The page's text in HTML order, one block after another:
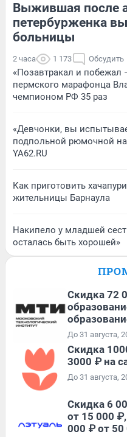
Выжившая после
петербурженка
больницы
2 часа 1 173 Обсудить
«Позавтракал и побежал
пермского марафонца
чемпионом РФ 35 раз
«Девчонки, вы
подпольной рюмочной
YA62.RU
Как приготовить
жительницы Барнаула
Накипело у младшей
осталась быть хорошей»
Скидка 72
До 31 августа,
Скидка
3000 ₽ на
До 31 августа,
Скидка 6
от 15 000
000 ₽ от